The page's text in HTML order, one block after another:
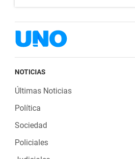
NOTICIAS
Últimas Noticias
Política
Sociedad
Policiales